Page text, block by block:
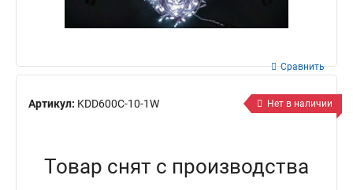
Артикул: KDD600C-10-1W
Сравнить
Нет в наличии
Товар снят с производства